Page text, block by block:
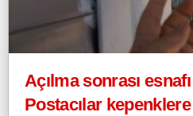
Açılma sonrası
Postacılar kepenklere